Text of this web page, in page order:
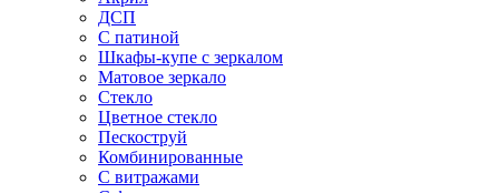
ДСП
С патиной
Шкафы-купе с зеркалом
Матовое зеркало
Стекло
Цветное стекло
Пескоструй
Комбинированные
С витражами